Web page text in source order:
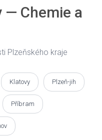
Chemie a
Plzeňského kraje
Klatovy Plzeň-jih
Příbram